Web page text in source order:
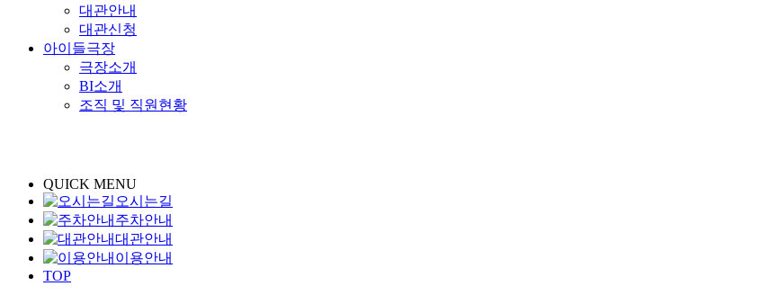
대관안내
대관신청
아이들극장
극장소개
BI소개
조직 및 직원현황
QUICK MENU
오시는길
주차안내
대관안내
이용안내
TOP